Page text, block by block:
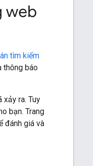
web
tìm kiếm
thông báo
xảy ra. Tuy
bạn. Trang
đánh giá và